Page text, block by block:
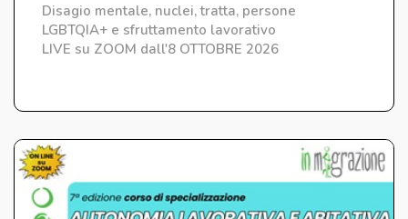
Disagio mentale, nuclei, tratta, persone
LGBTQIA+ e sfruttamento lavorativo
LIVE su ZOOM dall'8 OTTOBRE 2026